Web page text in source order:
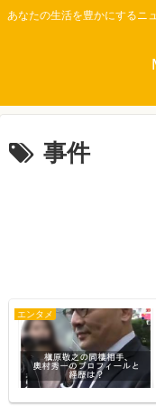
あなたの生活を豊かにするニ
事件
エンタメ